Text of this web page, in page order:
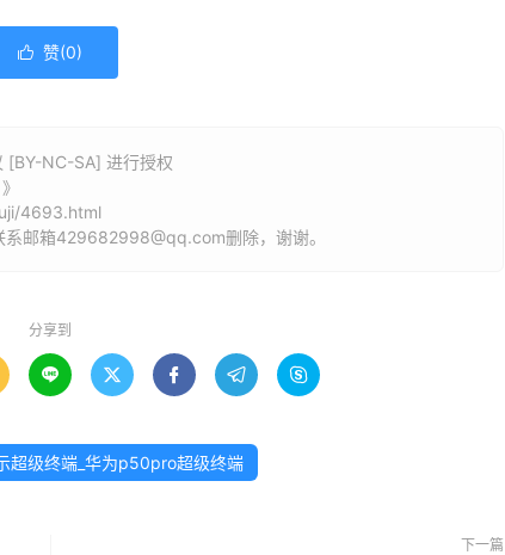
 赞(0)
[BY-NC-SA] 进行授权
4693.html
邮箱429682998@qq.com删除，谢谢。
分享到
    
超级终端_华为p50pro超级终端
下一篇